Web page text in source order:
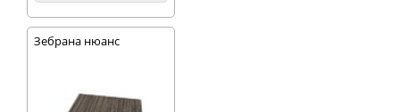
Зебрана нюанс